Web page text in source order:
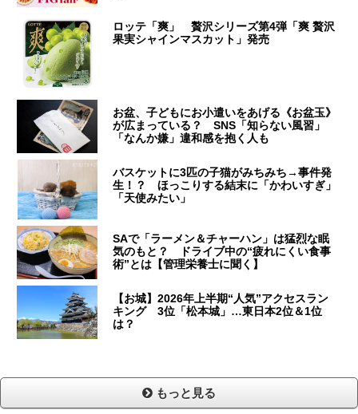
ロッテ「爽」 贅沢シリーズ第4弾「爽 贅沢
果実シャインマスカット」発売
お盆、子どもにお小遣いをあげる《お盆玉》
が広まっている？ SNS「知らない風習」
「なんか嫌」違和感を抱く人も
バスケットに3匹の子猫がみちみち→事件発
生！？ ほっこりする結末に「かわいすぎ」
「天使みたい」
SAで「ラーメン＆チャーハン」は猛烈な眠
気のもと？ ドライブ中の“疲れにくい食事
術”とは【管理栄養士に聞く】
【お城】2026年上半期“人気”アクセスラン
キング 3位「松本城」…東日本2位＆1位
は？
もっと見る